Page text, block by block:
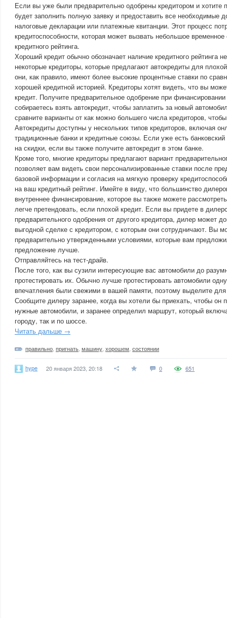
Если вы уже были предварительно одобрены кредитором и хотите
будет заполнить полную заявку и предоставить все необходимые
налоговые декларации или платежные квитанции. Этот процесс
кредитоспособности, которая может вызвать небольшое
кредитного рейтинга.
Хороший кредит обычно обозначает наличие кредитного рейтинга
некоторые кредиторы, которые предлагают автокредиты для
они, как правило, имеют более высокие процентные ставки по
хорошей кредитной историей. Кредиторы хотят видеть, что вы
кредит. Получите предварительное одобрение при
собираетесь взять автокредит, чтобы заплатить за новый
сравните варианты от как можно большего числа кредиторов,
Автокредиты доступны у нескольких типов кредиторов, включая
традиционные банки и кредитные союзы. Если уже есть
на скидки, если вы также получите автокредит в этом банке.
Кроме того, многие кредиторы предлагают вариант
позволяет вам видеть свои персонализированные ставки после
базовой информации и согласия на мягкую проверку
на ваш кредитный рейтинг. Имейте в виду, что большинство
внутреннее финансирование, которое вы также можете
легче претендовать, если плохой кредит. Если вы придете в
предварительного одобрения от другого кредитора, дилер может
выгодной сделке с кредитором, с которым они сотрудничают. Вы
предварительно утвержденными условиями, которые вам
предложение лучше.
Отправляйтесь на тест-драйв.
После того, как вы сузили интересующие вас автомобили до
протестировать их. Обычно лучше протестировать автомобили
впечатления были свежими в вашей памяти, поэтому выделите для
Сообщите дилеру заранее, когда вы хотели бы приехать, чтобы он
нужные автомобили, и заранее определил маршрут, который
городу, так и по шоссе.
Читать дальше →
правильно пригнать машину хорошем состоянии
hype 20 января 2023, 20:18 0 651